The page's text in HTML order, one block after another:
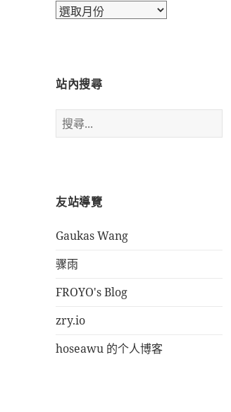
按
覽
站內搜尋
搜
尋
友站導覽
Gaukas Wang
骤雨
FROYO's Blog
zry.io
hoseawu 的个人博客